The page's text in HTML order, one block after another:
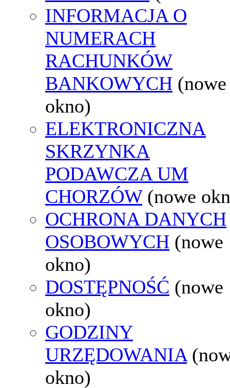
INFORMACJA O
NUMERACH
RACHUNKÓW
BANKOWYCH (nowe
okno)
ELEKTRONICZNA
SKRZYNKA
PODAWCZA UM
CHORZÓW (nowe
OCHRONA DANYCH
OSOBOWYCH (nowe
okno)
DOSTĘPNOŚĆ (nowe
okno)
GODZINY
URZĘDOWANIA
okno)